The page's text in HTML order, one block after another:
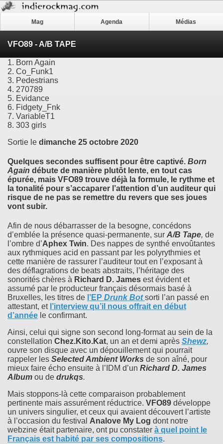
Mag Agenda Médias
VFO89 - A​/​B TAPE
1. Born Again
2. Co_Funk1
3. Pedestrians
4. 270789
5. Evidance
6. Fidgety_Fnk
7. VariableT1
8. 303 girls
Sortie le dimanche 25 octobre 2020
Quelques secondes suffisent pour être captivé. Born
Again débute de manière plutôt lente, en tout cas
épurée, mais VFO89 trouve déjà la formule, le rythme et
la tonalité pour s’accaparer l’attention d’un auditeur qui
risque de ne pas se remettre du revers que ses joues
vont subir.
Afin de nous débarrasser de la besogne, concédons
d’emblée la présence quasi-permanente, sur A/B Tape, de
l’ombre d’Aphex Twin. Des nappes de synthé envoûtantes
aux rythmiques acid en passant par les polyrythmies et
cette manière de rassurer l’auditeur tout en l’exposant à
des déflagrations de beats abstraits, l’héritage des
sonorités chères à Richard D. James est évident et
assumé par le producteur français désormais basé à
Bruxelles, les titres de l’EP Drunk Bot sorti l’an passé en
attestant, et l’interview qu’il nous offrait en début
d’année le confirmant.
Ainsi, celui qui signe son second long-format au sein de la
constellation Chez.Kito.Kat, un an et demi après Shewz,
ouvre son disque avec un dépouillement qui pourrait
rappeler les Selected Ambient Works de son aîné, pour
mieux faire écho ensuite à l’IDM d’un Richard D. James
Album ou de drukqs.
Mais stoppons-là cette comparaison probablement
pertinente mais assurément réductrice. VFO89 développe
un univers singulier, et ceux qui avaient découvert l’artiste
à l’occasion du festival Analove My Log dont notre
webzine était partenaire, ont pu constater à quel point le
Français est habité par ses compositions.